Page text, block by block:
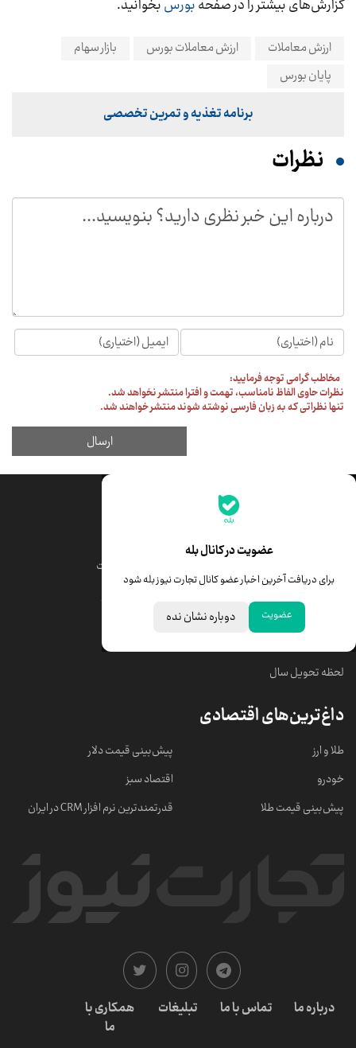
عضویت در کانال بله
برای دریافت آخرین اخبار عضو کانال تجارت نیوز بله شود
عضویت دوباره نشان نده
جدیدترین قیمت‌ها
قیمت درهم امارات
خبرهای مهم
لحظه تحویل سال
داغ‌ترین‌های اقتصادی
طلا و ارز
خودرو
پیش‌بینی قیمت طلا
پیش‌بینی قیمت دلار
اقتصاد سبز
قدرتمندترین نرم‌ افزار CRM در ایران
درباره ما تماس با ما تبلیغات
همکاری با
ما